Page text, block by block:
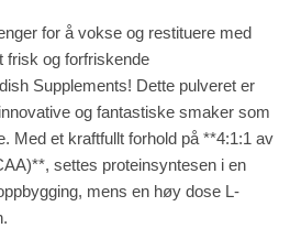
for å vokse og restituere med
frisk og forfriskende
Supplements! Dette pulveret er
og fantastiske smaker som
Med et kraftfullt forhold på **4:1:1 av
settes proteinsyntesen i en
mens en høy dose L-